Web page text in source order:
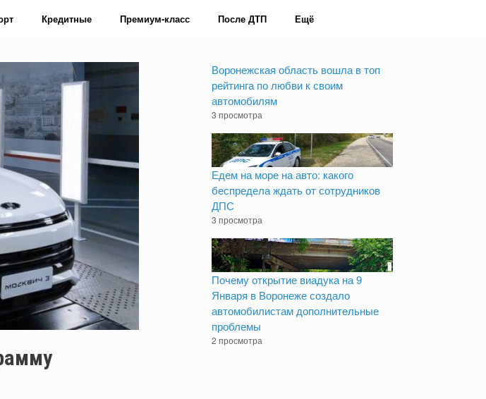
Кредитные Премиум-класс После ДТП Ещё
Воронежская область вошла в топ
рейтинга по любви к своим
автомобилям
3 просмотра
Едем на море на авто: какого
беспредела ждать от сотрудников
ДПС
3 просмотра
Почему открытие виадука на 9
Января в Воронеже создало
автомобилистам дополнительные
проблемы
2 просмотра